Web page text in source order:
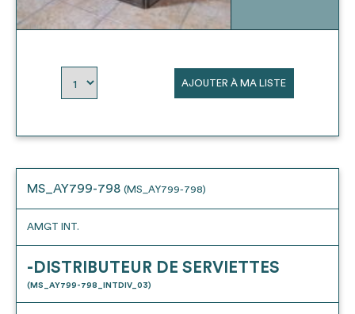
AJOUTER À MA LISTE
MS_AY799-798 (MS_AY799-798)
AMGT INT.
-DISTRIBUTEUR DE SERVIETTES
(MS_AY799-798_INTDIV_03)